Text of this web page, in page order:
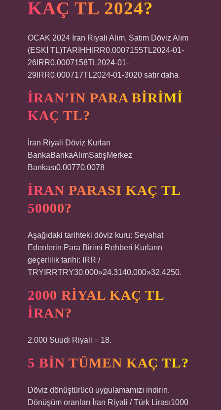
KAÇ TL 2024?
OCAK 2024 İran Riyali Alım, Satım Döviz Alım
(ESKİ TL)TARİHHIRR0.0007155TL2024-01-
26IRR0.0007158TL2024-01-
29IRR0.000717TL2024-01-3020 satır daha
İRAN’IN PARA BIRIMI
KAÇ TL?
İran Riyali Döviz Kurları
BankaBankaAlımSatışMerkez
Bankası0.00770.0078
İRAN PARASI KAÇ TL
50000?
Aşağıdaki tarihteki döviz kuru: Seyahat
Edenlerin Para Birimi Rehberi Kurların
geçerlilik tarihi: IRR /
TRYIRRTRY30.000»24.3140.000»32.4250.
2000 RIYAL KAÇ TL
İRAN?
2.000 Suudi Riyali = 18.
5 BIN TÜMEN KAÇ TL?
Döviz dönüştürücü uygulamamızı indirin.
Dönüşüm oranları İran Riyali / Türk Lirası1000